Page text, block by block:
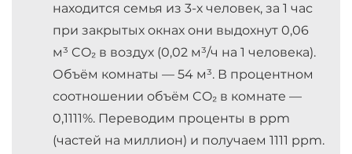
находится семья из 3-х человек, за 1 час
при закрытых окнах они выдохнут 0,06
м³ CO₂ в воздух (0,02 м³/ч на 1 человека).
Объём комнаты — 54 м³. В процентном
соотношении объём CO₂ в комнате —
0,1111%. Переводим проценты в ppm
(частей на миллион) и получаем 1111 ppm.